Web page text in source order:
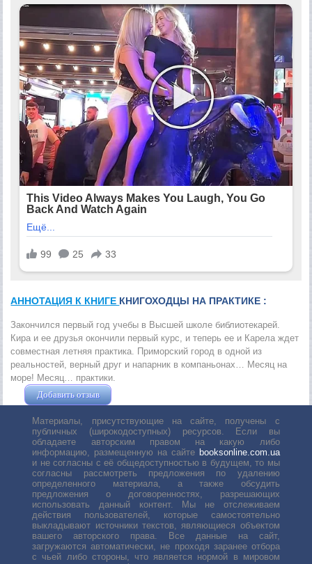
АННОТАЦИЯ К КНИГЕ КНИГОХОДЦЫ НА ПРАКТИКЕ :
Закончился первый год учебы в Высшей школе библиотекарей.
Кира и ее друзья окончили первый курс, и теперь ее и Карела ждет
совместная летняя практика. Приморский город в одной из
реальностей, верный друг и напарник в компаньонах… Месяц на
море! Месяц… практики.
Добавить отзыв
Материалы, присутствующие на сайте, получены с
публичных (широкодоступных) ресурсов. Если вы
обладаете авторским правом на какую либо
информацию, размещенную на сайте booksonline.com.ua
и не согласны с её общедоступностью в будущем, то мы
согласны рассмотреть предложения по удалению
определенного материала, а также обсудить
предложения о договоренностях, разрешающих
использовать данный контент. Мы не отслеживаем
действия пользователей, которые самостоятельно
выкладывают источники текстов, являющиеся объектом
вашего авторского права. Все данные на сайт,
загружаются автоматически, не проходя заранее отбора
с чьей либо стороны, что является нормой в мировом